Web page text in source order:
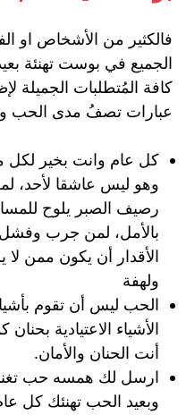
فالكثير من الأشخاص او
الجميع في بوست تهنئة
كافة المُتطلبات الجميلة
عبارات تصفُ مدى الحب
كل عام وانت بخير لكل
وهو ليس عاشقا لأحد،
رصيف الصبر يلوح
بالأمل، لمن جرب
الأقدار أن يكون ممن
ولهفة
الحب ليس أن تقوم
الأشياء الاعتيادية
أنت الحنان والأمان.
ارسل لك همسه حب تغنى
وبعيد الحب تهنئك كل